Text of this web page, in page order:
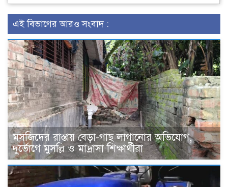
এই বিভাগের আরও সংবাদ :
মসজিদের রাস্তায় বেড়া-গাছ লাগানোর অভিযোগ,
দুর্ভোগে মুসল্লি ও মাদ্রাসা শিক্ষার্থীরা